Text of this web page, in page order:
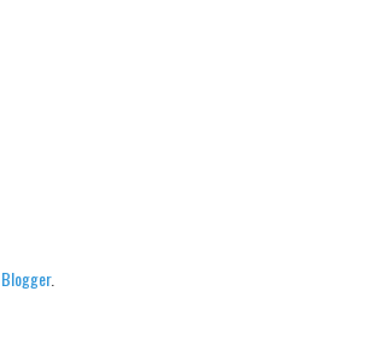
Blogger.